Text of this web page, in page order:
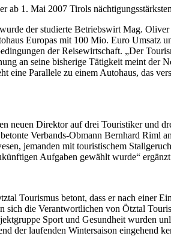
ab 1. Mai 2007 Tirols
der studierte Betriebswirt Mag.
Europas mit 100 Mio. Euro Umsatz
der Reisewirtschaft. „Der
an seine bisherige Tätigkeit meint der
eine Parallele zu einem Autohaus, das
neuen Direktor auf drei Touristiker und
Verbands-Obmann Bernhard
jemanden mit touristischem
Aufgaben gewählt wurde“
Tourismus betont, dass er nach einer
die Verantwortlichen von Ötztal
Sport und Gesundheit wurden
der laufenden Wintersaison eingehend